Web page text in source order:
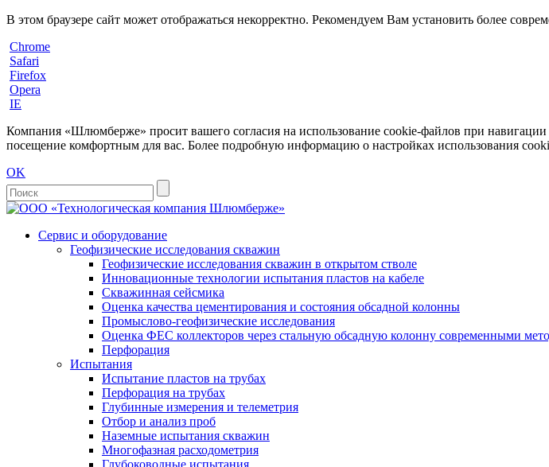
В этом браузере сайт может отображаться некорректно. Рекомендуем Вам установить более
Chrome
Safari
Firefox
Opera
IE
Компания «Шлюмберже» просит вашего согласия на использование cookie-файлов при
посещение комфортным для вас. Более подробную информацию о настройках использования
OK
Сервис и оборудование
Геофизические исследования скважин
Геофизические исследования скважин в открытом стволе
Инновационные технологии испытания пластов на кабеле
Скважинная сейсмика
Оценка качества цементирования и состояния обсадной колонны
Промыслово-геофизические исследования
Оценка ФЕС коллекторов через стальную обсадную колонну современными
Перфорация
Испытания
Испытание пластов на трубах
Перфорация на трубах
Глубинные измерения и телеметрия
Отбор и анализ проб
Наземные испытания скважин
Многофазная расходометрия
Глубоководные испытания